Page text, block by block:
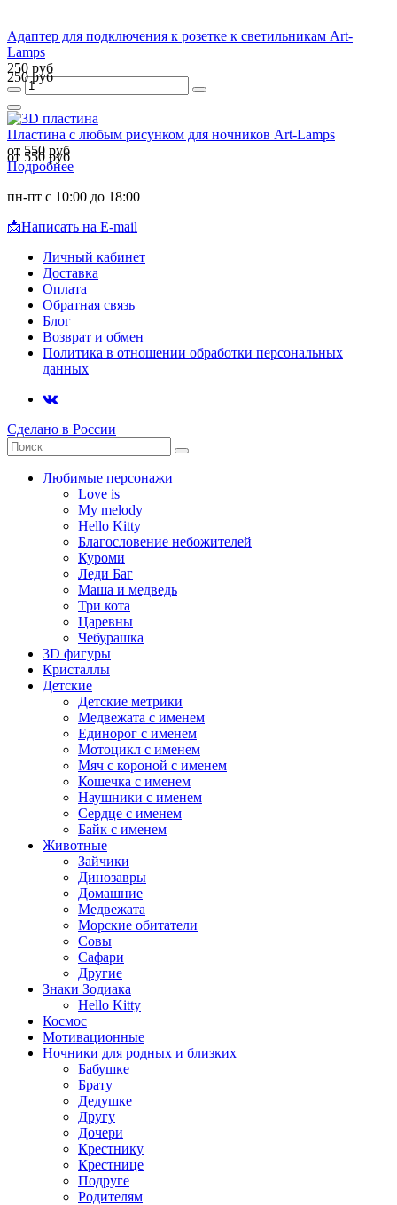
Адаптер для подключения к розетке к светильникам Art-
Lamps
250 руб
250 руб
Пластина с любым рисунком для ночников Art-Lamps
от 550 руб
от 550 руб
Подробнее
пн-пт с 10:00 до 18:00
📩Написать на E-mail
Личный кабинет
Доставка
Оплата
Обратная связь
Блог
Возврат и обмен
Политика в отношении обработки персональных
данных
Сделано в России
Любимые персонажи
Love is
My melody
Hello Kitty
Благословение небожителей
Куроми
Леди Баг
Маша и медведь
Три кота
Царевны
Чебурашка
3D фигуры
Кристаллы
Детские
Детские метрики
Медвежата с именем
Единорог с именем
Мотоцикл с именем
Мяч с короной с именем
Кошечка с именем
Наушники с именем
Сердце с именем
Байк с именем
Животные
Зайчики
Динозавры
Домашние
Медвежата
Морские обитатели
Совы
Сафари
Другие
Знаки Зодиака
Hello Kitty
Космос
Мотивационные
Ночники для родных и близких
Бабушке
Брату
Дедушке
Другу
Дочери
Крестнику
Крестнице
Подруге
Родителям